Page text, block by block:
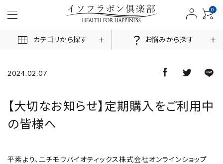
0
カテゴリから探す お悩みから探す
ACCOUNT MENU
ログイン
2024.02.07
【大切なお知らせ】定期購入をご利用中
の皆様へ
平素より、ニチモウバイオティックス株式会社オンラインショップ